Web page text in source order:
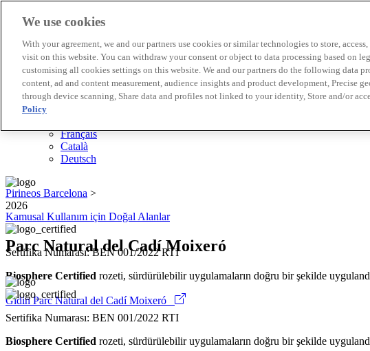
Biosphere Şirketlerini
Değerlendirmeyi nasıl yapıyoruz
Biz kimiz
TR
English
Français
Català
Deutsch
2026
Sertifika Numarası: BEN 001/2022 RTI
Biosphere Certified rozeti, sürdürülebilir uygulamaların doğru bir şekilde
Gidin Parc Natural del Cadí Moixeró
Pirineos Barcelona >
Kamusal Kullanım için Doğal Alanlar
Parc Natural del Cadí Moixeró
Sertifika Numarası: BEN 001/2022 RTI
Biosphere Certified rozeti, sürdürülebilir uygulamaların doğru bir şekilde
We use cookies
With your agreement, we and our partners use cookies or similar technologies to store,
visit on this website. You can withdraw your consent or object to data processing based on
customising all cookies settings on this website. We and our partners do the following data
content, ad and content measurement, audience insights and product development, Precise
through device scanning, Share data and profiles not linked to your identity, Store and/or
Policy